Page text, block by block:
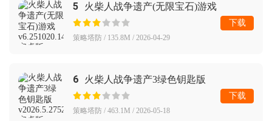
5 火柴人战争遗产(无限宝石)游戏
策略塔防 / 135.8M / 2026-04-29
下载
6 火柴人战争遗产3绿色钥匙版
策略塔防 / 463.1M / 2026-05-18
下载